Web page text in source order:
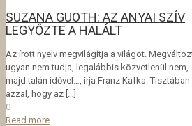
SUZANA GUOTH: AZ ANYAI SZÍV
LEGYŐZTE A HALÁLT
Az írott nyelv megvilágítja a világot.
ugyan nem tudja, legalábbis közvetlenül nem,
majd talán idővel…, írja Franz Kafka. Tisztában
azzal, hogy az […]
0
Read more